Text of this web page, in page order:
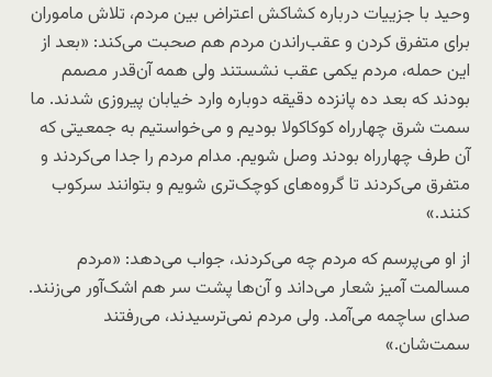
وحید با جزییات درباره کشاکش اعتراض بین مردم، تلاش ماموران
برای متفرق کردن و عقب‌راندن مردم هم صحبت می‌کند: «بعد از
این حمله، مردم یکمی عقب نشستند ولی همه آن‌قدر مصمم
بودند که بعد ده پانزده دقیقه دوباره وارد خیابان پیروزی شدند. ما
سمت شرق چهارراه کوکاکولا بودیم و می‌خواستیم به جمعیتی که
آن طرف چهارراه بودند وصل شویم. مدام مردم را جدا می‌کردند و
متفرق می‌کردند تا گروه‌های کوچک‌تری شویم و بتوانند سرکوب
کنند.»
از او می‌پرسم که مردم چه می‌کردند، جواب می‌دهد: «مردم
مسالمت آمیز شعار می‌داند و آن‌ها پشت سر هم اشک‌آور می‌زنند.
صدای ساچمه می‌آمد. ولی مردم نمی‌ترسیدند، می‌رفتند
سمت‌شان.»